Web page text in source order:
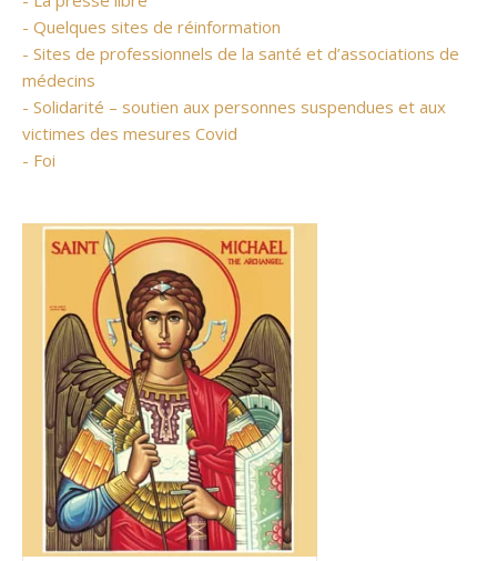
- Quelques sites de réinformation
- Sites de professionnels de la santé et d’associations de
médecins
- Solidarité – soutien aux personnes suspendues et aux
victimes des mesures Covid
- Foi